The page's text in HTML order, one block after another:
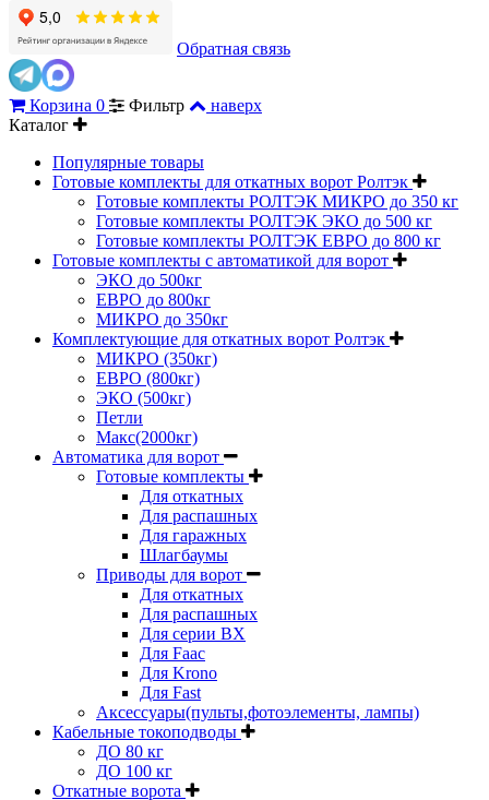
Обратная связь
Корзина 0 Фильтр
наверх
Каталог
Популярные товары
Готовые комплекты для откатных ворот Ролтэк
Готовые комплекты РОЛТЭК МИКРО до 350 кг
Готовые комплекты РОЛТЭК ЭКО до 500 кг
Готовые комплекты РОЛТЭК ЕВРО до 800 кг
Готовые комплекты с автоматикой для ворот
ЭКО до 500кг
ЕВРО до 800кг
МИКРО до 350кг
Комплектующие для откатных ворот Ролтэк
МИКРО (350кг)
ЕВРО (800кг)
ЭКО (500кг)
Петли
Макс(2000кг)
Автоматика для ворот
Готовые комплекты
Для откатных
Для распашных
Для гаражных
Шлагбаумы
Приводы для ворот
Для откатных
Для распашных
Для серии BX
Для Faac
Для Krono
Для Fast
Аксессуары(пульты,фотоэлементы, лампы)
Кабельные токоподводы
ДО 80 кг
ДО 100 кг
Откатные ворота